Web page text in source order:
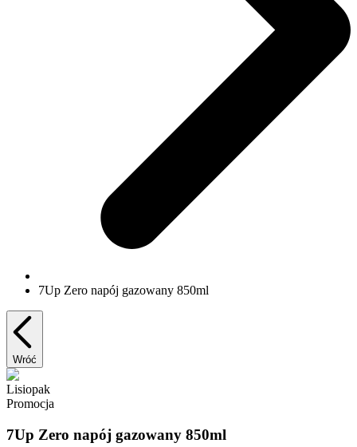
7Up Zero napój gazowany 850ml
Wróć
Lisiopak
Promocja
7Up Zero napój gazowany 850ml